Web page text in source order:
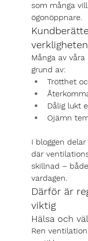
som många
ögonöppnare.
verkligheten
Många av
grund av:
Trötthet
Dålig lukt
Ojämn
I bloggen
där
skillnad –
vardagen.
Därför är
viktig
Hälsa och
Ren